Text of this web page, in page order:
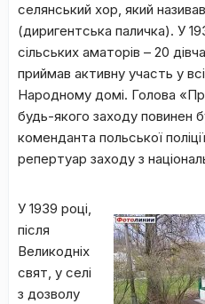
селянський хор, який
(диригентська паличка). У
сільських аматорів – 20
приймав активну участь у
Народному домі. Голова
будь-якого заходу повинен
коменданта польської
репертуар заходу з
У 1939 році,
після
Великодніх
свят, у селі
з дозволу